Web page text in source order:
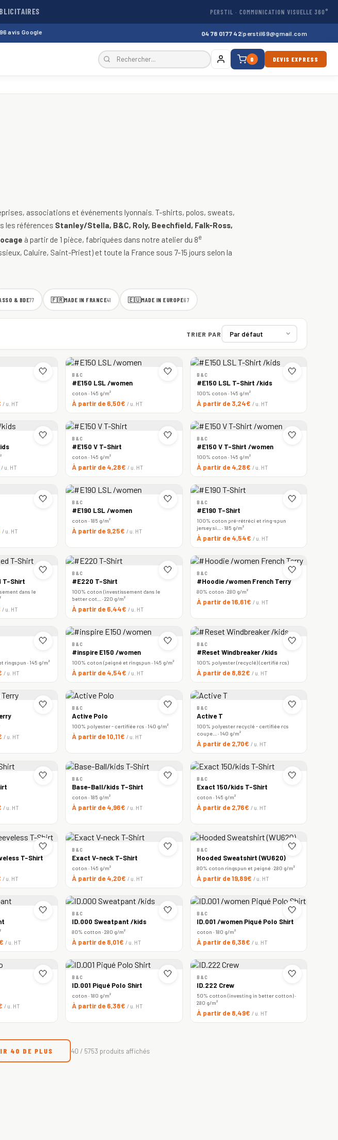
PERSTIL · COMMUNICATION VISUELLE 360°
avis Google 04 78 01 77 42|perstil69@gmail.com
0 DEVIS EXPRESS
associations et événements lyonnais. T-shirts, polos, sweats,
les références Stanley/Stella, B&C, Roly, Beechfield, Falk-Ross,
à partir de 1 pièce, fabriquées dans notre atelier du 8e
Caluire, Saint-Priest) et toute la France sous 7-15 jours selon la
& BDE77 🇫🇷MADE IN FRANCE41 🇪🇺MADE IN EUROPE67
TRIER PAR
🤍
/ u. HT
🤍
B&C
#E150 LSL /women
coton · 145 g/m²
À partir de 6,50€ / u. HT
🤍
B&C
#E150 LSL T-Shirt /kids
100% coton · 145 g/m²
À partir de 3,24€ / u. HT
🤍
/ u. HT
🤍
B&C
#E150 V T-Shirt
coton · 145 g/m²
À partir de 4,28€ / u. HT
🤍
B&C
#E150 V T-Shirt /women
100% coton · 145 g/m²
À partir de 4,28€ / u. HT
🤍
/ u. HT
🤍
B&C
#E190 LSL /women
coton · 185 g/m²
À partir de 9,25€ / u. HT
🤍
B&C
#E190 T-Shirt
100% coton pré-rétréci et ring-spun
jersey si… · 185 g/m²
À partir de 4,54€ / u. HT
🤍
T-Shirt
dans le
/ u. HT
🤍
B&C
#E220 T-Shirt
100% coton (investissement dans le
better cot… · 220 g/m²
À partir de 6,44€ / u. HT
🤍
B&C
#Hoodie /women French Terry
80% coton · 280 g/m²
À partir de 16,61€ / u. HT
🤍
· 145 g/m²
/ u. HT
🤍
B&C
#inspire E150 /women
100% coton (peigné et ringspun · 145 g/m²
À partir de 4,54€ / u. HT
🤍
B&C
#Reset Windbreaker /kids
100% polyester (recyclé) (certifié rcs)
À partir de 8,82€ / u. HT
🤍
/ u. HT
🤍
B&C
Active Polo
100% polyester - certifiée rcs · 140 g/m²
À partir de 10,11€ / u. HT
🤍
B&C
Active T
100% polyester recyclé - certifiée rcs
coupe… · 140 g/m²
À partir de 2,70€ / u. HT
🤍
/ u. HT
🤍
B&C
Base-Ball/kids T-Shirt
coton · 185 g/m²
À partir de 4,96€ / u. HT
🤍
B&C
Exact 150/kids T-Shirt
coton · 145 g/m²
À partir de 2,76€ / u. HT
🤍
T-Shirt
/ u. HT
🤍
B&C
Exact V-neck T-Shirt
coton · 145 g/m²
À partir de 4,20€ / u. HT
🤍
B&C
Hooded Sweatshirt (WU620)
80% coton ringspun et peigné · 280 g/m²
À partir de 19,89€ / u. HT
🤍
/ u. HT
🤍
B&C
ID.000 Sweatpant /kids
80% cotton · 280 g/m²
À partir de 8,01€ / u. HT
🤍
B&C
ID.001 /women Piqué Polo Shirt
coton · 180 g/m²
À partir de 6,38€ / u. HT
🤍
/ u. HT
🤍
B&C
ID.001 Piqué Polo Shirt
coton · 180 g/m²
À partir de 6,38€ / u. HT
🤍
B&C
ID.222 Crew
50% cotton (investing in better cotton) ·
280 g/m²
À partir de 8,49€ / u. HT
40 DE PLUS 40 / 5753 produits affichés